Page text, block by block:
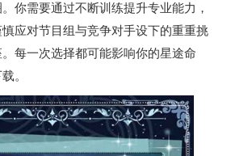
你需要通过不断训练提升专业能力，
应对节目组与竞争对手设下的重重挑
每一次选择都可能影响你的星途命
。